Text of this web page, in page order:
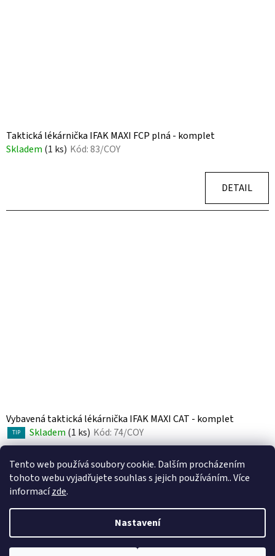
Tento web používá soubory cookie. Dalším procházením
tohoto webu vyjadřujete souhlas s jejich používáním.. Více
informacízde.
Nastavení
Taktická lékárnička IFAK MAXI FCP plná - komplet
Skladem (1 ks) Kód:83/COY
DETAIL
Vybavená taktická lékárnička IFAK MAXI CAT - komplet
TIP Skladem(1 ks) Kód: 74/COY
DETAIL
O
v
položek celkem